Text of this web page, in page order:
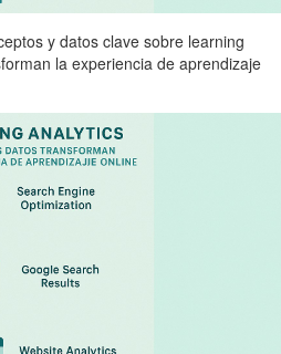
y datos clave sobre learning
la experiencia de aprendizaje